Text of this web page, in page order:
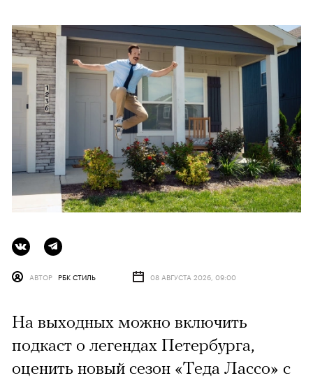
АВТОР РБК СТИЛЬ 08 АВГУСТА 2026, 09:00
На выходных можно включить
подкаст о легендах Петербурга,
оценить новый сезон «Теда Лассо» с